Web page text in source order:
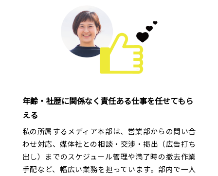
+失敗は成功の糧だ！
+キョウエイアドのココが好き
+個とチーム
+プロジェクトストーリー
+福利厚生・支援制度
年齢・社歴に関係なく責任ある仕事を任せてもら
える
私の所属するメディア本部は、営業部からの問い合
わせ対応、媒体社との相談・交渉・掲出（広告打ち
出し）までのスケジュール管理や満了時の撤去作業
手配など、幅広い業務を担っています。部内で一人